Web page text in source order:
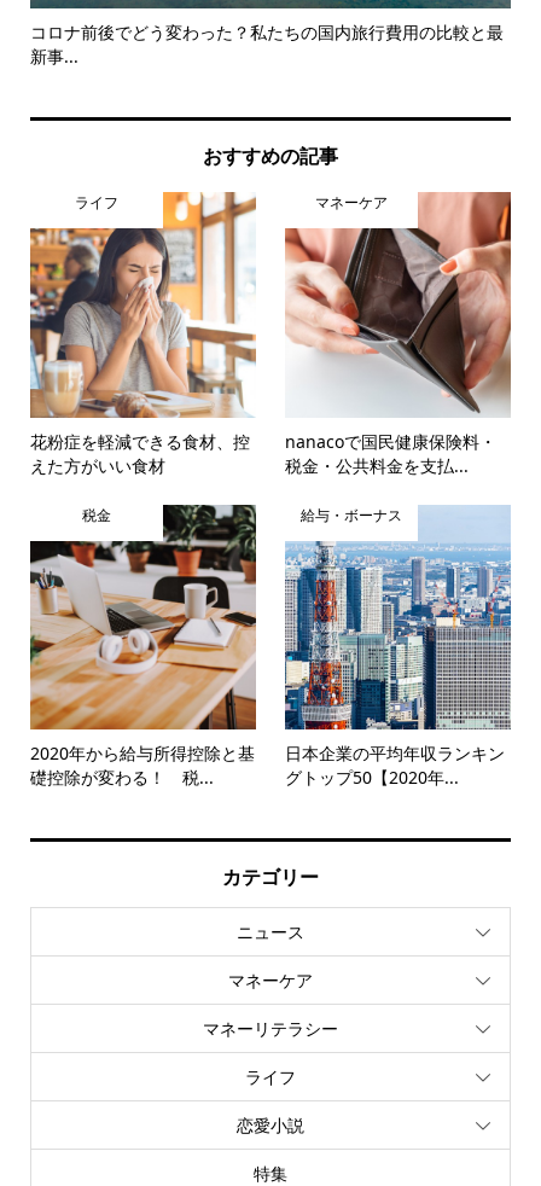
コロナ前後でどう変わった？私たちの国内旅行費用の比較と最
新事...
おすすめの記事
ライフ
花粉症を軽減できる食材、控
えた方がいい食材
マネーケア
nanacoで国民健康保険料・
税金・公共料金を支払...
税金
2020年から給与所得控除と基
礎控除が変わる！ 税...
給与・ボーナス
日本企業の平均年収ランキン
グトップ50【2020年...
カテゴリー
ニュース
マネーケア
マネーリテラシー
ライフ
恋愛小説
特集